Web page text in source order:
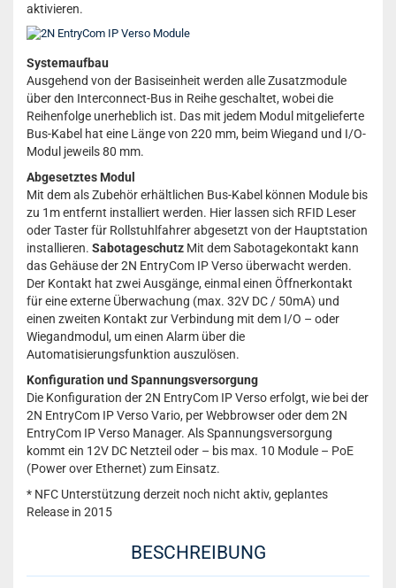
aktivieren.
Systemaufbau
Ausgehend von der Basiseinheit werden alle Zusatzmodule
über den Interconnect-Bus in Reihe geschaltet, wobei die
Reihenfolge unerheblich ist. Das mit jedem Modul mitgelieferte
Bus-Kabel hat eine Länge von 220 mm, beim Wiegand und I/O-
Modul jeweils 80 mm.
Abgesetztes Modul
Mit dem als Zubehör erhältlichen Bus-Kabel können Module bis
zu 1m entfernt installiert werden. Hier lassen sich RFID Leser
oder Taster für Rollstuhlfahrer abgesetzt von der Hauptstation
installieren. Sabotageschutz Mit dem Sabotagekontakt kann
das Gehäuse der 2N EntryCom IP Verso überwacht werden.
Der Kontakt hat zwei Ausgänge, einmal einen Öffnerkontakt
für eine externe Überwachung (max. 32V DC / 50mA) und
einen zweiten Kontakt zur Verbindung mit dem I/O – oder
Wiegandmodul, um einen Alarm über die
Automatisierungsfunktion auszulösen.
Konfiguration und Spannungsversorgung
Die Konfiguration der 2N EntryCom IP Verso erfolgt, wie bei der
2N EntryCom IP Verso Vario, per Webbrowser oder dem 2N
EntryCom IP Verso Manager. Als Spannungsversorgung
kommt ein 12V DC Netzteil oder – bis max. 10 Module – PoE
(Power over Ethernet) zum Einsatz.
* NFC Unterstützung derzeit noch nicht aktiv, geplantes
Release in 2015
BESCHREIBUNG